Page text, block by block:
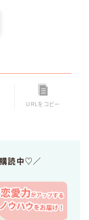
URLをコピー
読中♡／